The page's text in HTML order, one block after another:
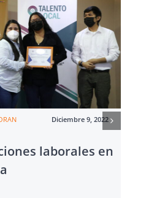
Diciembre 9, 2022
laborales en